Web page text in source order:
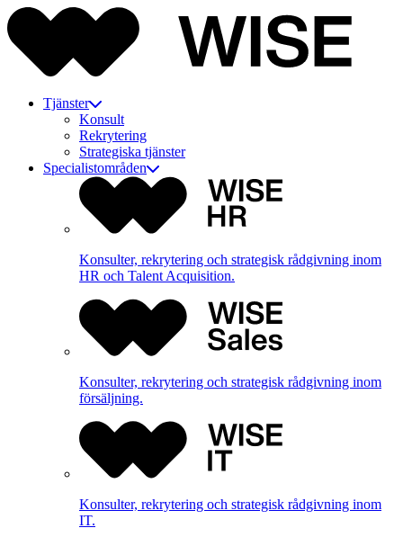
Tjänster
Konsult
Rekrytering
Strategiska tjänster
Specialistområden
Konsulter, rekrytering och strategisk rådgivning inom
HR och Talent Acquisition.
Konsulter, rekrytering och strategisk rådgivning inom
försäljning.
Konsulter, rekrytering och strategisk rådgivning inom
IT.